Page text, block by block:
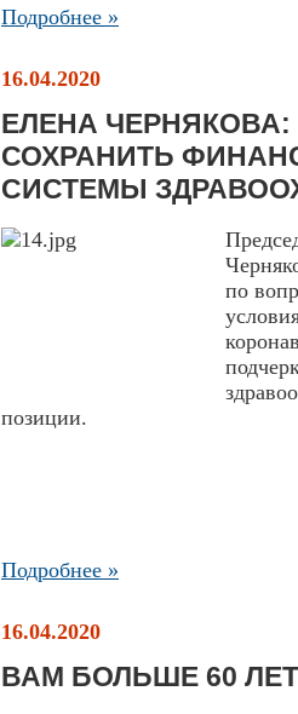
Подробнее »
16.04.2020
ЕЛЕНА
СОХРАНИТЬ
СИСТЕМЫ
по
позиции.
Подробнее »
16.04.2020
ВАМ БОЛЬШЕ 60